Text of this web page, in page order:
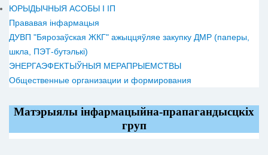
ЮРЫДЫЧНЫЯ АСОБЫ І ІП
Прававая інфармацыя
ДУВП "Бярозаўская ЖКГ" ажыццяўляе закупку ДМР (паперы,
шкла, ПЭТ-бутэлькі)
ЭНЕРГАЭФЕКТЫЎНЫЯ МЕРАПРЫЕМСТВЫ
Общественные организации и формирования
Матэрыялы інфармацыйна-прапагандысцкіх
груп